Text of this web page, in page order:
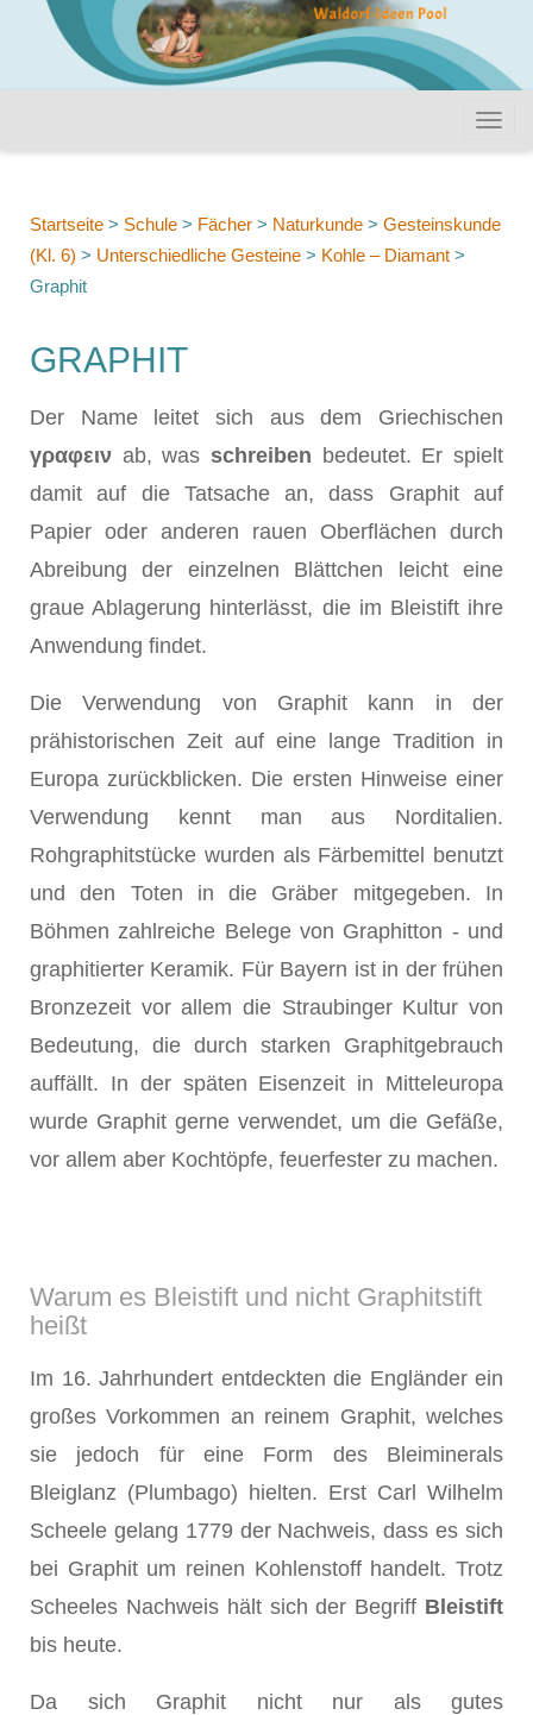
Startseite > Schule > Fächer > Naturkunde > Gesteinskunde
(Kl. 6) > Unterschiedliche Gesteine > Kohle – Diamant >
Graphit
GRAPHIT
Der Name leitet sich aus dem Griechischen
γραφειν ab, was schreiben bedeutet. Er spielt
damit auf die Tatsache an, dass Graphit auf
Papier oder anderen rauen Oberflächen durch
Abreibung der einzelnen Blättchen leicht eine
graue Ablagerung hinterlässt, die im Bleistift ihre
Anwendung findet.
Die Verwendung von Graphit kann in der
prähistorischen Zeit auf eine lange Tradition in
Europa zurückblicken. Die ersten Hinweise einer
Verwendung kennt man aus Norditalien.
Rohgraphitstücke wurden als Färbemittel benutzt
und den Toten in die Gräber mitgegeben. In
Böhmen zahlreiche Belege von Graphitton - und
graphitierter Keramik. Für Bayern ist in der frühen
Bronzezeit vor allem die Straubinger Kultur von
Bedeutung, die durch starken Graphitgebrauch
auffällt. In der späten Eisenzeit in Mitteleuropa
wurde Graphit gerne verwendet, um die Gefäße,
vor allem aber Kochtöpfe, feuerfester zu machen.
Warum es Bleistift und nicht Graphitstift
heißt
Im 16. Jahrhundert entdeckten die Engländer ein
großes Vorkommen an reinem Graphit, welches
sie jedoch für eine Form des Bleiminerals
Bleiglanz (Plumbago) hielten. Erst Carl Wilhelm
Scheele gelang 1779 der Nachweis, dass es sich
bei Graphit um reinen Kohlenstoff handelt. Trotz
Scheeles Nachweis hält sich der Begriff Bleistift
bis heute.
Da sich Graphit nicht nur als gutes